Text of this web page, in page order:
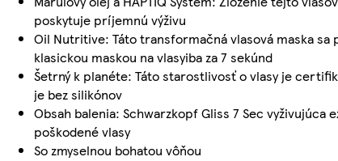
poskytuje príjemnú výživu
Oil Nutritive: Táto transformačná vlasová maska sa
klasickou maskou na vlasyiba za 7 sekúnd
Šetrný k planéte: Táto starostlivosť o vlasy je
je bez silikónov
Obsah balenia: Schwarzkopf Gliss 7 Sec
poškodené vlasy
So zmyselnou bohatou vôňou